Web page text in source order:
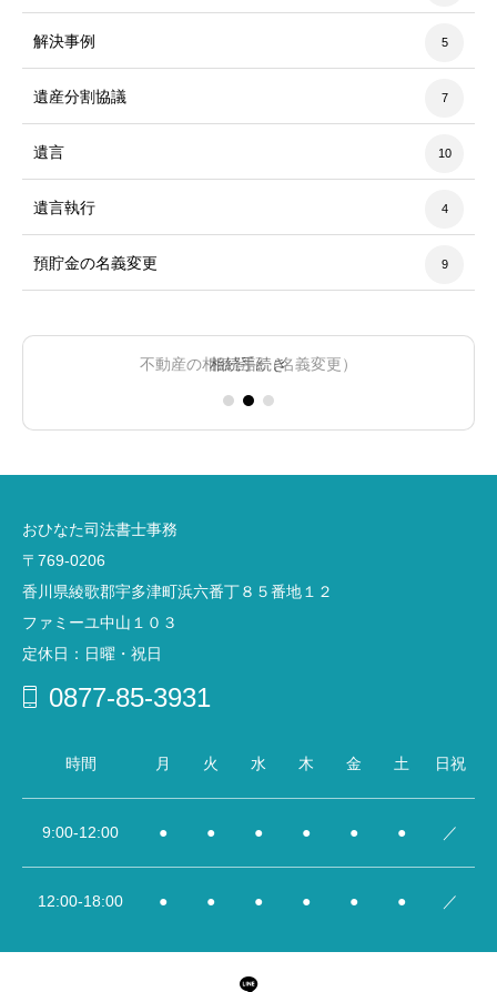
解決事例 5
遺産分割協議 7
遺言 10
遺言執行 4
預貯金の名義変更 9
不動産の相続登記（名義変更）
相続手続き
相続税の申告
おひなた司法書士事務
〒769-0206
香川県綾歌郡宇多津町浜六番丁８５番地１２
ファミーユ中山１０３
定休日：日曜・祝日
0877-85-3931
時間 月 火 水 木 金 土 日祝
9:00-12:00 ● ● ● ● ● ● ／
12:00‐18:00 ● ● ● ● ● ● ／